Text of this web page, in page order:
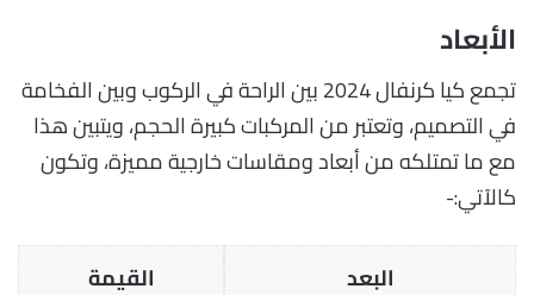
الأبعاد
تجمع كيا كرنفال 2024 بين الراحة في الركوب وبين الفخامة
في التصميم، وتعتبر من المركبات كبيرة الحجم، ويتبين هذا
مع ما تمتلكه من أبعاد ومقاسات خارجية مميزة، وتكون
كالآتي:-
البعد القيمة